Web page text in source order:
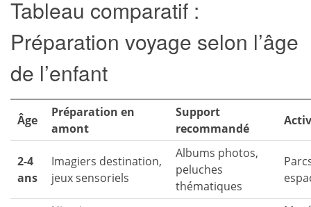
Tableau comparatif :
Préparation voyage selon l’âge
de l’enfant
Âge
Préparation en
amont
Support
recommandé
2-4
ans
Imagiers destination,
jeux sensoriels
Albums photos,
peluches
thématiques